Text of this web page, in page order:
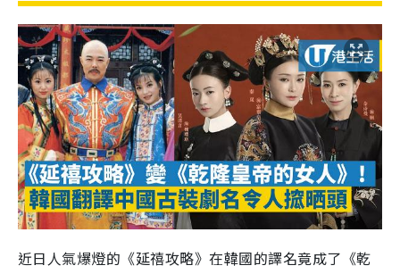
近日人氣爆燈的《延禧攻略》在韓國的譯名竟成了《乾